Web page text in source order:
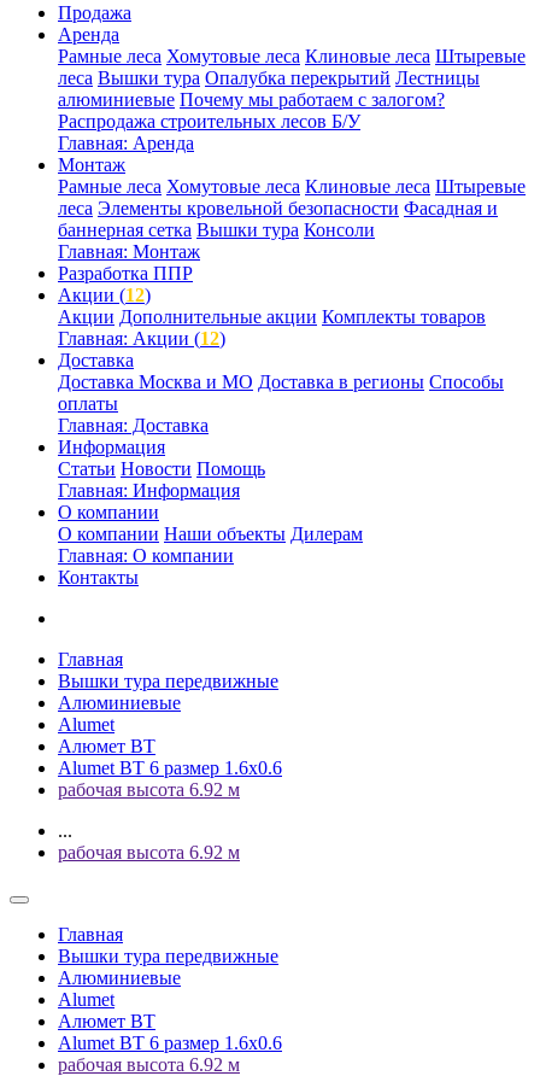
Продажа
Аренда
Рамные леса Хомутовые леса Клиновые леса Штыревые
леса Вышки тура Опалубка перекрытий Лестницы
алюминиевые Почему мы работаем с залогом?
Распродажа строительных лесов Б/У
Главная: Аренда
Монтаж
Рамные леса Хомутовые леса Клиновые леса Штыревые
леса Элементы кровельной безопасности Фасадная и
баннерная сетка Вышки тура Консоли
Главная: Монтаж
Разработка ППР
Акции (12)
Акции Дополнительные акции Комплекты товаров
Главная: Акции (12)
Доставка
Доставка Москва и МО Доставка в регионы Способы
оплаты
Главная: Доставка
Информация
Статьи Новости Помощь
Главная: Информация
О компании
О компании Наши объекты Дилерам
Главная: О компании
Контакты
Главная
Вышки тура передвижные
Алюминиевые
Alumet
Алюмет ВТ
Alumet ВТ 6 размер 1.6x0.6
рабочая высота 6.92 м
...
рабочая высота 6.92 м
Главная
Вышки тура передвижные
Алюминиевые
Alumet
Алюмет ВТ
Alumet ВТ 6 размер 1.6x0.6
рабочая высота 6.92 м